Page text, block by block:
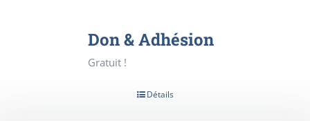
Don & Adhésion
Gratuit !
Détails